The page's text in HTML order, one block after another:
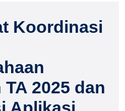
Koordinasi
2025 dan